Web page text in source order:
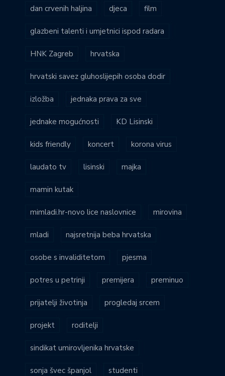
dan crvenih haljina djeca film
glazbeni talenti i umjetnici ispod radara
HNK Zagreb hrvatska
hrvatski savez gluhoslijepih osoba dodir
izložba jednaka prava za sve
jednake mogućnosti KD Lisinski
kids friendly koncert korona virus
laudato tv lisinski majka
mamin kutak
mimladi.hr-novo lice naslovnice mirovina
mladi najsretnija beba hrvatska
osobe s invaliditetom pjesma
potres u petrinji premijera preminuo
prijatelji životinja progledaj srcem
projekt roditelji
sindikat umirovljenika hrvatske
sonja švec španjol studenti